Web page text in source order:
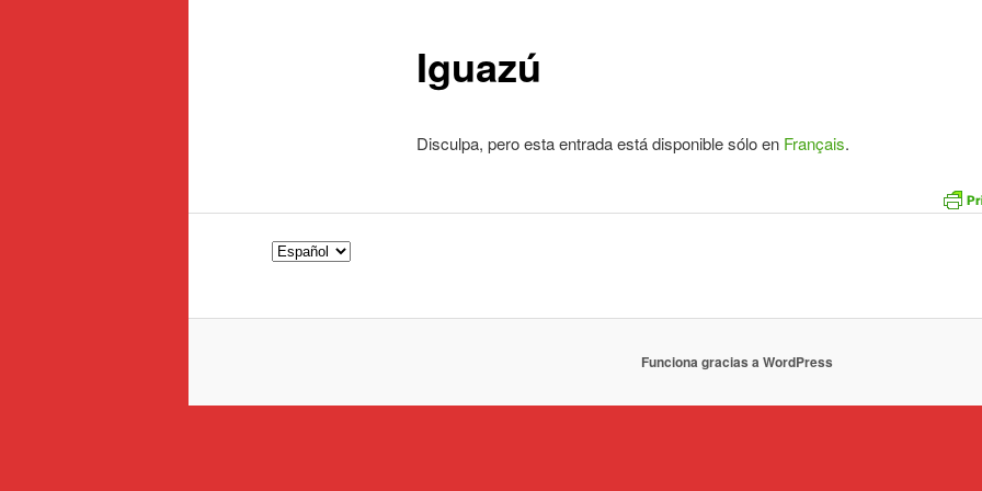
Iguazú
Disculpa, pero esta entrada está disponible sólo en Français.
Funciona gracias a WordPress